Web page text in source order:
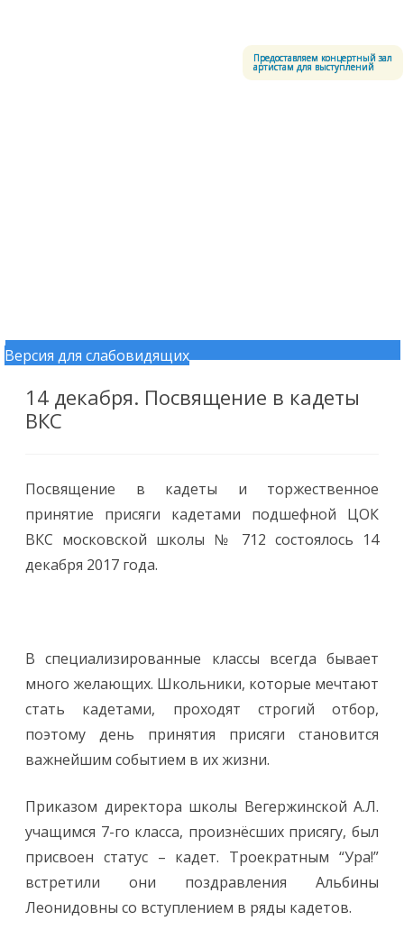
Версия для слабовидящих
Предоставляем концертный зал
артистам для выступлений
Перейти к содержимому
14 декабря. Посвящение в кадеты
ВКС
Посвящение в кадеты и торжественное
принятие присяги кадетами подшефной ЦОК
ВКС московской школы № 712 состоялось 14
декабря 2017 года.
В специализированные классы всегда бывает
много желающих. Школьники, которые мечтают
стать кадетами, проходят строгий отбор,
поэтому день принятия присяги становится
важнейшим событием в их жизни.
Приказом директора школы Вегержинской А.Л.
учащимся 7-го класса, произнёсших присягу, был
присвоен статус – кадет. Троекратным “Ура!”
встретили они поздравления Альбины
Леонидовны со вступлением в ряды кадетов.